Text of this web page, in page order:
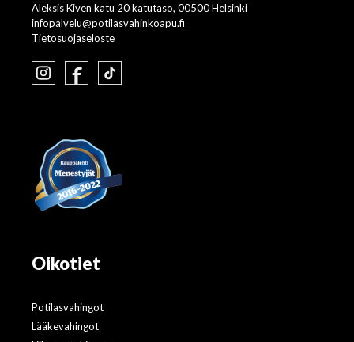
Aleksis Kiven katu 20 katutaso, 00500 Helsinki
infopalvelu@potilasvahinkoapu.fi
Tietosuojaseloste
Oikotiet
Potilasvahingot
Lääkevahingot